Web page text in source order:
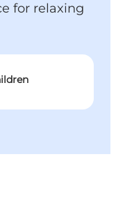
for relaxing